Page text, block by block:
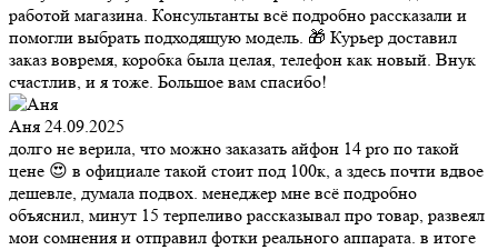
работой магазина. Консультанты всё подробно рассказали и
помогли выбрать подходящую модель. 🎁 Курьер доставил
заказ вовремя, коробка была целая, телефон как новый. Внук
счастлив, и я тоже. Большое вам спасибо!
Аня 24.09.2025
долго не верила, что можно заказать айфон 14 pro по такой
цене 😍 в официале такой стоит под 100к, а здесь почти вдвое
дешевле, думала подвох. менеджер мне всё подробно
объяснил, минут 15 терпеливо рассказывал про товар, развеял
мои сомнения и отправил фотки реального аппарата. в итоге